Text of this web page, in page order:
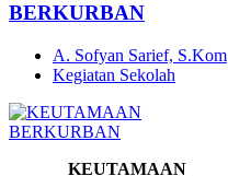
BERKURBAN
A. Sofyan Sarief, S.Kom
Kegiatan Sekolah
KEUTAMAAN